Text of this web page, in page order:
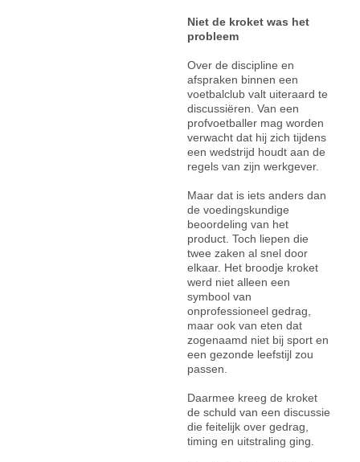
Niet de kroket was het
probleem
Over de discipline en
afspraken binnen een
voetbalclub valt uiteraard te
discussiëren. Van een
profvoetballer mag worden
verwacht dat hij zich tijdens
een wedstrijd houdt aan de
regels van zijn werkgever.
Maar dat is iets anders dan
de voedingskundige
beoordeling van het
product. Toch liepen die
twee zaken al snel door
elkaar. Het broodje kroket
werd niet alleen een
symbool van
onprofessioneel gedrag,
maar ook van eten dat
zogenaamd niet bij sport en
een gezonde leefstijl zou
passen.
Daarmee kreeg de kroket
de schuld van een discussie
die feitelijk over gedrag,
timing en uitstraling ging.